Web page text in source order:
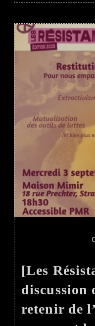
[Les
discussion
retenir de